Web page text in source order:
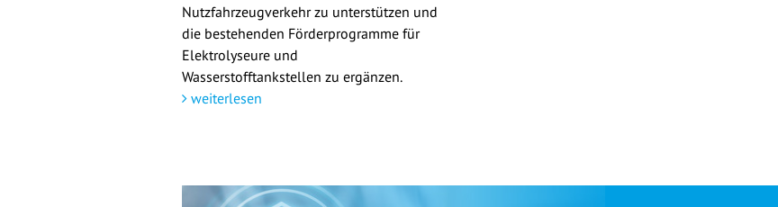
Nutzfahrzeugverkehr zu unterstützen und
die bestehenden Förderprogramme für
Elektrolyseure und
Wasserstofftankstellen zu ergänzen.
weiterlesen